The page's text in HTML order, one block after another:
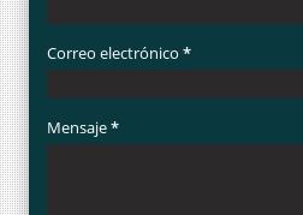
Correo electrónico *
Mensaje*